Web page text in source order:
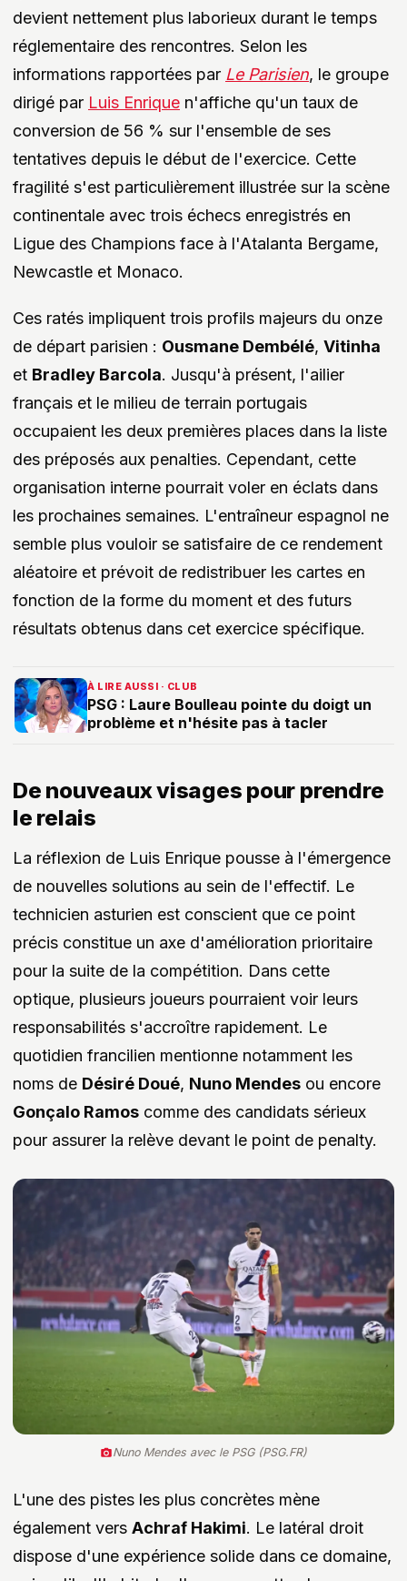
devient nettement plus laborieux durant le temps
réglementaire des rencontres. Selon les
informations rapportées par Le Parisien, le groupe
dirigé par Luis Enrique n'affiche qu'un taux de
conversion de 56 % sur l'ensemble de ses
tentatives depuis le début de l'exercice. Cette
fragilité s'est particulièrement illustrée sur la scène
continentale avec trois échecs enregistrés en
Ligue des Champions face à l'Atalanta Bergame,
Newcastle et Monaco.
Ces ratés impliquent trois profils majeurs du onze
de départ parisien : Ousmane Dembélé, Vitinha
et Bradley Barcola. Jusqu'à présent, l'ailier
français et le milieu de terrain portugais
occupaient les deux premières places dans la liste
des préposés aux penalties. Cependant, cette
organisation interne pourrait voler en éclats dans
les prochaines semaines. L'entraîneur espagnol ne
semble plus vouloir se satisfaire de ce rendement
aléatoire et prévoit de redistribuer les cartes en
fonction de la forme du moment et des futurs
résultats obtenus dans cet exercice spécifique.
À LIRE AUSSI · CLUB
PSG : Laure Boulleau pointe du doigt un
problème et n'hésite pas à tacler
De nouveaux visages pour prendre
le relais
La réflexion de Luis Enrique pousse à l'émergence
de nouvelles solutions au sein de l'effectif. Le
technicien asturien est conscient que ce point
précis constitue un axe d'amélioration prioritaire
pour la suite de la compétition. Dans cette
optique, plusieurs joueurs pourraient voir leurs
responsabilités s'accroître rapidement. Le
quotidien francilien mentionne notamment les
noms de Désiré Doué, Nuno Mendes ou encore
Gonçalo Ramos comme des candidats sérieux
pour assurer la relève devant le point de penalty.
Nuno Mendes avec le PSG (PSG.FR)
L'une des pistes les plus concrètes mène
également vers Achraf Hakimi. Le latéral droit
dispose d'une expérience solide dans ce domaine,